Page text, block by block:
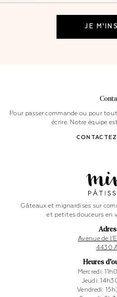
Gâteaux et mignardises sur
et petites douceurs en
Avenue de
4430
Heures
Mercredi:
Jeudi:
Vendredi:
Pour passer commande ou pour
écrire. Notre équipe